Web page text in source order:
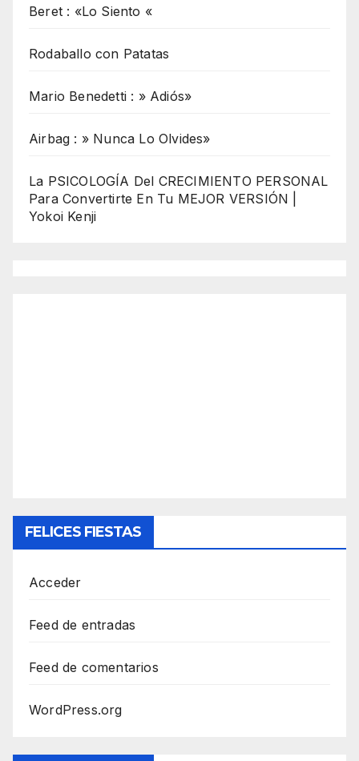
Beret : «Lo Siento «
Rodaballo con Patatas
Mario Benedetti : » Adiós»
Airbag : » Nunca Lo Olvides»
La PSICOLOGÍA Del CRECIMIENTO PERSONAL
Para Convertirte En Tu MEJOR VERSIÓN |
Yokoi Kenji
FELICES FIESTAS
Acceder
Feed de entradas
Feed de comentarios
WordPress.org